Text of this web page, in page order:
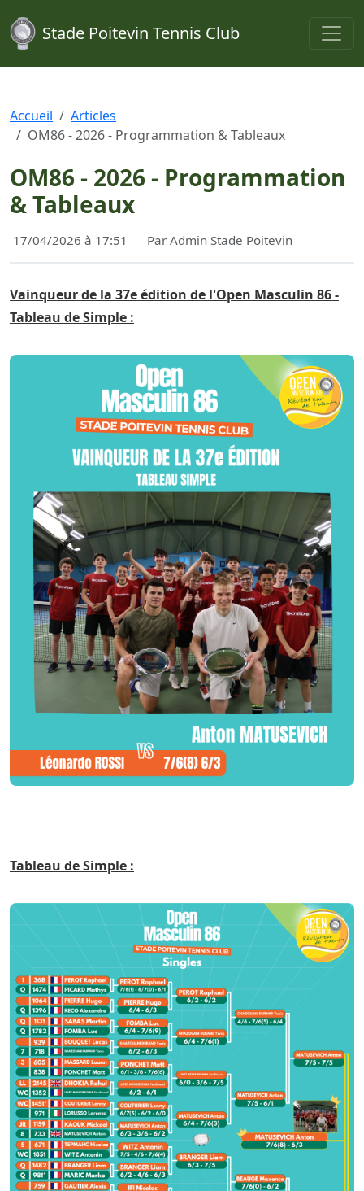
Stade Poitevin Tennis Club
Accueil
Articles
OM86 - 2026 - Programmation & Tableaux
OM86 - 2026 - Programmation
& Tableaux
17/04/2026 à 17:51 Par Admin Stade Poitevin
Vainqueur de la 37e édition de l'Open Masculin 86 -
Tableau de Simple :
Tableau de Simple :